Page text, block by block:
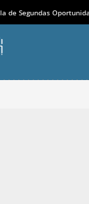
de Segundas